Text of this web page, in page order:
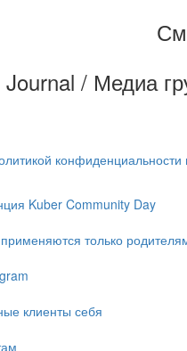
/ Медиа
Kuber Community Day
только
клиенты себя